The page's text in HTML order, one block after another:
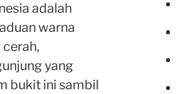
adalah
warna
yang
bukit ini sambil